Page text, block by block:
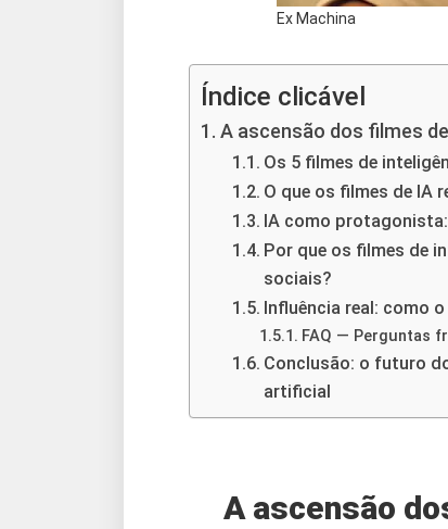
Ex Machina
Índice clicável
A ascensão dos filmes
Os 5 filmes de
O que os filmes de IA
IA como
Por que os filmes de
sociais?
Influência real: como
FAQ — Perguntas
Conclusão: o futuro
artificial
A ascensão